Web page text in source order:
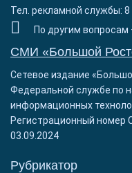
Тел. рекламной службы:
По другим вопросам
СМИ «Большой
Сетевое издание
Федеральной службе по
информационных
Регистрационный
03.09.2024
Рубрикатор